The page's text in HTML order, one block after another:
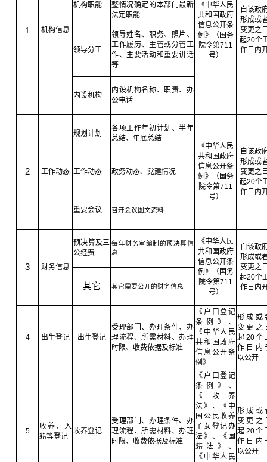
1 机构信息
《中华人民
共和国政府
信息公开条
例》（国务
院令第711
号）
自该政
形成或
变更之
起20个
作日内
机构职能
整情况确定的本部门最新
法定职能
领导分工
领导姓名、职务、照片、
工作履历、主管或分管工
作、主要活动和重要讲话
等
内设机构
内设机构名称、职责、办
公电话
2 工作动态
规划计划
各项工作年初计划、半年
总结、年底总结
《中华人民
共和国政府
信息公开条
例》（国务
院令第711
号）
自该政
形成或
变更之
起20个
作日内
工作动态 政务动态、党建情况
重要会议 召开会议图文资料
3 财务信息
预决算及三
公经费
每年财务室编制的预决算信
息
《中华人民
共和国政府
信息公开条
例》（国务
院令第711
号）
自该政
形成或
变更之
起20个
作日内
其它 其它需要公开的财务信息
4 出生登记 出生登记
受理部门、办理条件、办
理流程、所需材料、办理
时限、收费依据及标准
《户口登记
条例》、
《中华人民
共和国政府
信息公开条
例》
形成或
变更之
起20个
作日内
以公开
5
收养、入
籍等登记
收养登记
受理部门、办理条件、办
理流程、所需材料、办理
时限、收费依据及标准
《户口登记
条例》、
《收养
法》、《中
国公民收养
子女登记办
法》、《国
籍法》、
《中华人民
形成或
变更之
起20个
作日内
以公开